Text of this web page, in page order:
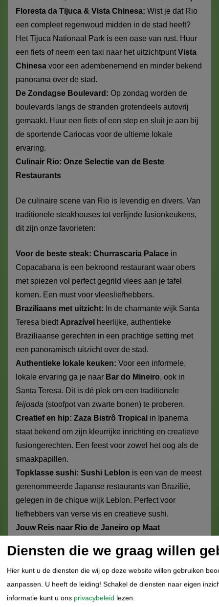
Floresta da Tijuca & Vista Chinesa: Wist je dat Rio
een compleet regenwoud midden in de stad heeft?
Het Tijuca Nationaal Park is een oase van rust. Huur
een fiets of neem een taxi naar het uitzichtpuntVista
Chinesa voor een adembenemend en minder bekend
panorama over de stad.
De Zondagse Boulevard: Op zondag worden de
boulevards langs de stranden grotendeels autovrij
gemaakt. Huur een fiets of een step en sluit je aan bij
de sportende Cariocas voor de ultieme lokale
ervaring.
Culinair Rio: Onze Selectie van de Beste
Restaurants
De culinaire scene van Rio is levendig en divers. Van
traditionele steakhouses tot verfijnde fusionkeukens,
dit zijn onze favorieten:
Voor de beste steak: Churrascaria Palace in
Copacabana is een bekroond restaurant waar obers
met spiezen vol perfect gegrild vlees aan je tafel
komen. Een must voor vleesliefhebbers.
Braziliaans met uitzicht: In de charmante wijk Santa
Teresa biedt Aprazível heerlijke, authentieke
Braziliaanse gerechten in een prachtige setting met
een panoramisch uitzicht over de stad.
Authentieke lokale keuken: Voor een informele,
lokale ervaring ga je naar Bar do Mineiro, ook in
Santa Teresa. Dit is dé plek om een traditionele
feijoada (stoofpot van zwarte bonen) te proberen.
Creatief en hip: Zaza Bistrô Tropical in Ipanema
staat bekend om zijn kleurrijke inrichting en creatieve
fusiongerechten. Een feest voor zowel het oog als de
smaakpapillen.
Topklasse sushi: Sushi Leblon is een van de meest
gerenommeerde Japanse restaurants van Brazilië,
gelegen in de chique wijk Leblon. Perfect voor
liefhebbers van verse vis en creatieve sushi.
Jouw Reis naar Rio de Janeiro op Maat
Rio de Janeiro is het perfecte start- of eindpunt van
elke rondreis door Brazilië. Het is een stad die je moet
ervaren, een feest voor de zintuigen. Maar het kan ook
overweldigend zijn. Als specialist helpen we je graag
Diensten die we graag willen
Hier kunt u de diensten die wij op deze website willen gebruiken
aanpassen. U heeft de leiding! Schakel de diensten naar eigen
informatie kunt u ons privacybeleid lezen.